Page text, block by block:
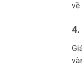
về
4.